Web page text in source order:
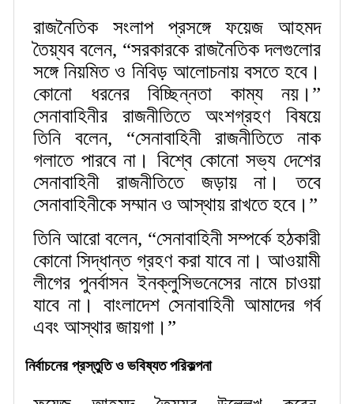
রাজনৈতিক সংলাপ প্রসঙ্গে ফয়েজ আহমদ
তৈয়্যব বলেন, “সরকারকে রাজনৈতিক দলগুলোর
সঙ্গে নিয়মিত ও নিবিড় আলোচনায় বসতে হবে।
কোনো ধরনের বিচ্ছিন্নতা কাম্য নয়।”
সেনাবাহিনীর রাজনীতিতে অংশগ্রহণ বিষয়ে
তিনি বলেন, “সেনাবাহিনী রাজনীতিতে নাক
গলাতে পারবে না। বিশ্বে কোনো সভ্য দেশের
সেনাবাহিনী রাজনীতিতে জড়ায় না। তবে
সেনাবাহিনীকে সম্মান ও আস্থায় রাখতে হবে।”
তিনি আরো বলেন, “সেনাবাহিনী সম্পর্কে হঠকারী
কোনো সিদ্ধান্ত গ্রহণ করা যাবে না। আওয়ামী
লীগের পুনর্বাসন ইনক্লুসিভনেসের নামে চাওয়া
যাবে না। বাংলাদেশ সেনাবাহিনী আমাদের গর্ব
এবং আস্থার জায়গা।”
নির্বাচনের প্রস্তুতি ও ভবিষ্যত পরিকল্পনা